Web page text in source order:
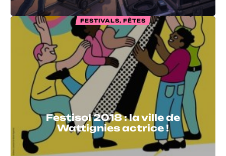
FESTIVALS, FÊTES
Festisol 2018 : la ville de
Wattignies actrice !